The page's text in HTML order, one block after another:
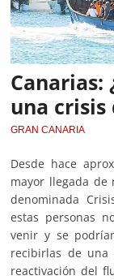
Canarias:
una crisis
GRAN CANARIA
Desde hace
mayor llegada de
denominada
estas personas
venir y se
recibirlas de una
reactivación del